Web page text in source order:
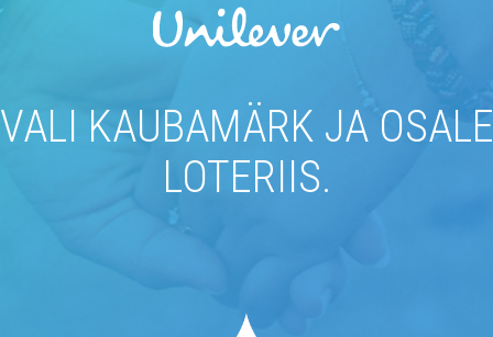
VALI KAUBAMÄRK JA OSALE
LOTERIIS.